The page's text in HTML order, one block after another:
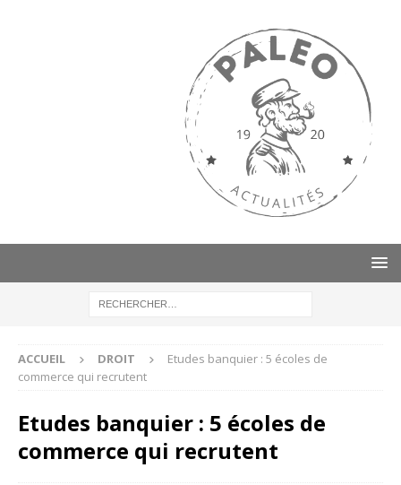
ACCUEIL DROIT
Etudes banquier : 5 écoles de
commerce qui recrutent
Etudes banquier : 5 écoles de
commerce qui recrutent